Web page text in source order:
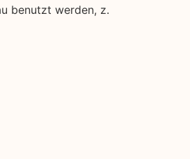
benutzt werden, z.